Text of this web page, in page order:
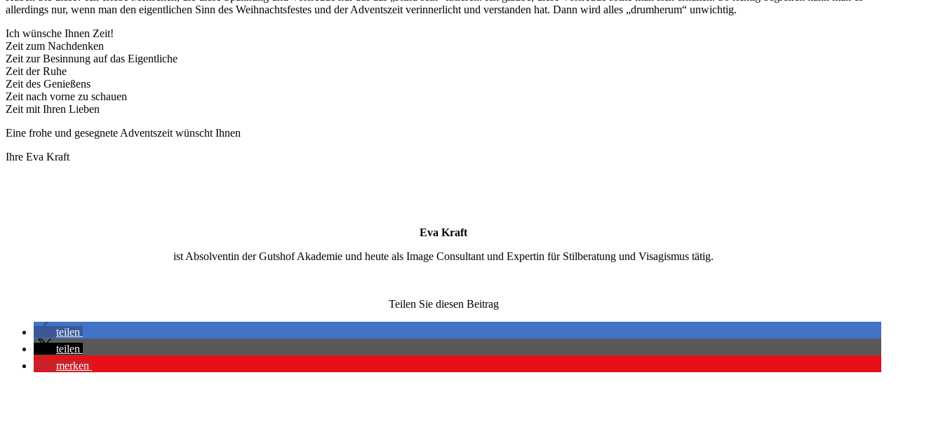
allerdings nur, wenn man den eigentlichen Sinn des Weihnachtsfestes und der Adventszeit verinnerlicht und verstanden hat. Dann wird alles „drumherum“ unwichtig.
Ich wünsche Ihnen Zeit!
Zeit zum Nachdenken
Zeit zur Besinnung auf das Eigentliche
Zeit der Ruhe
Zeit des Genießens
Zeit nach vorne zu schauen
Zeit mit Ihren Lieben
Eine frohe und gesegnete Adventszeit wünscht Ihnen
Ihre Eva Kraft
Eva Kraft
ist Absolventin der Gutshof Akademie und heute als Image Consultant und Expertin für Stilberatung und Visagismus tätig.
Teilen Sie diesen Beitrag
teilen
teilen
merken